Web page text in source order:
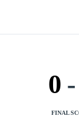
0 -
FINAL